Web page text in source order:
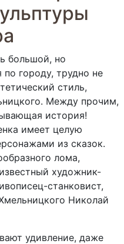
большой, но
городу, трудно не
стиль,
Между прочим,
история!
имеет целую
из сказок.
лома,
художник-
станковист,
Николай
удивление, даже